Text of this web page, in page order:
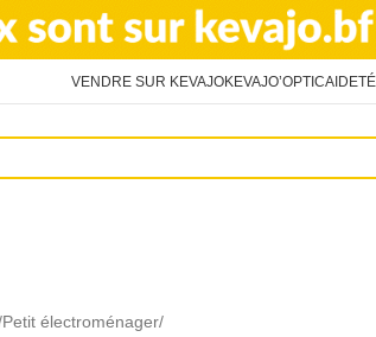
VENDRE SUR KEVAJOKEVAJO’OPTICAIDE
Petit électroménager